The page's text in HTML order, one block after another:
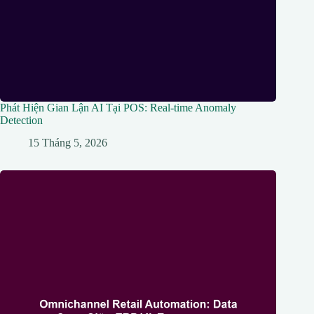
Phát Hiện Gian Lận AI Tại POS: Real-time Anomaly
Detection
15 Tháng 5, 2026